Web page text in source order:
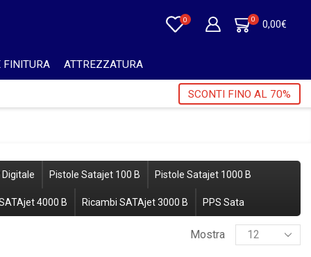
0 0 0,00€
FINITURA ATTREZZATURA
SUPERIORI A 750€ + IVA 🎁 SCONTI FINO AL 70%
Digitale Pistole Satajet 100 B Pistole Satajet 1000 B
4000 B Ricambi SATAjet 3000 B PPS Sata
Mostra